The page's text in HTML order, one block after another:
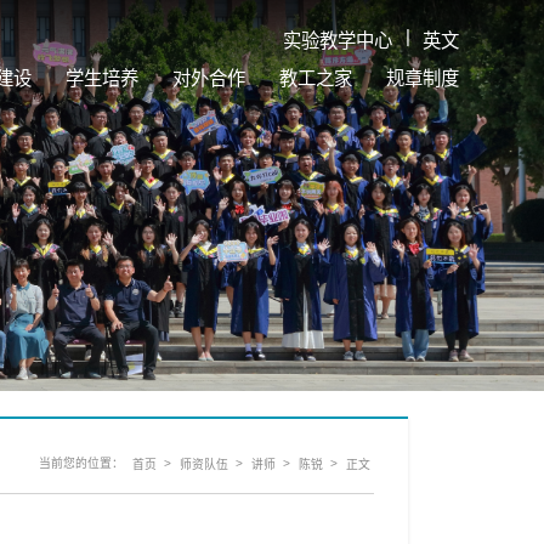
实验教学中心 |
英文
设
学生培养 对外合作 教工之家 规章制度
当前您的位置： 首页 > 师资队伍 > 讲师 > 陈锐 > 正文